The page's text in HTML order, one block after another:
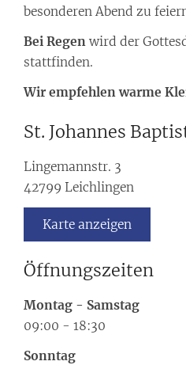
besonderen Abend zu
Bei Regen wird der
stattfinden.
Wir empfehlen warme
St. Johannes
Lingemannstr. 3
42799 Leichlingen
Karte anzeigen
Öffnungszeiten
Montag - Samstag
09:00 - 18:30
Sonntag